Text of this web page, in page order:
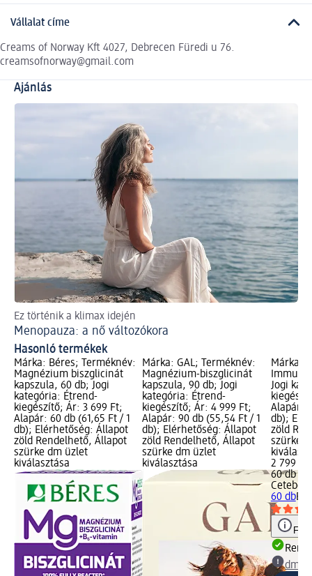
Vállalat címe
Creams of Norway Kft 4027, Debrecen Füredi u 76.
creamsofnorway@gmail.com
Ajánlás
Ez történik a klimax idején
Menopauza: a nő változókora
Hasonló termékek
Márka: Béres; Terméknév:
Magnézium biszglicinát
kapszula, 60 db; Jogi
kategória: Étrend-
kiegészítő; Ár: 3 699 Ft;
Alapár: 60 db (61,65 Ft / 1
db); Elérhetőség: Állapot
zöld Rendelhető, Állapot
szürke dm üzlet
kiválasztása
Márka: GAL; Terméknév:
Magnézium-biszglicinát
kapszula, 90 db; Jogi
kategória: Étrend-
kiegészítő; Ár: 4 999 Ft;
Alapár: 90 db (55,54 Ft / 1
db); Elérhetőség: Állapot
zöld Rendelhető, Állapot
szürke dm üzlet
kiválasztása
Márka:
Jogi
Alapár:
db);
zöld
szürke
2 799 Ft
60 db
Cetebe
60 db
dm